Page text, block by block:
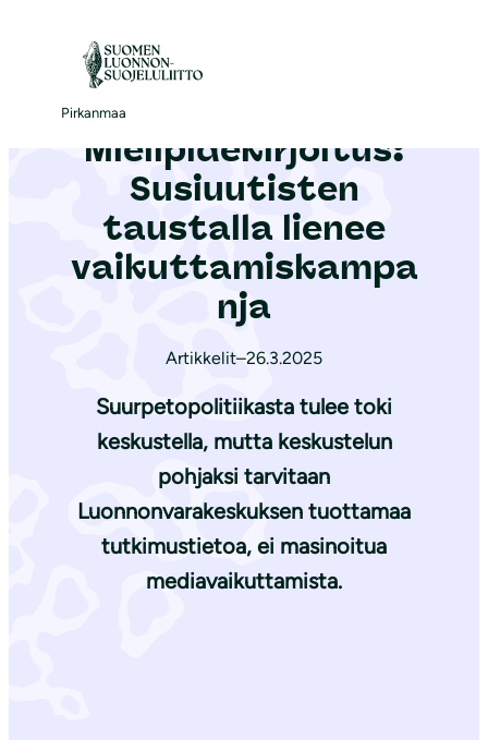
Pirkanmaa
Etusivu|Ajankohtaista
Mielipidekirjoitus:
Susiuutisten
taustalla lienee
vaikuttamiskampa
nja
Artikkelit–26.3.2025
Suurpetopolitiikasta tulee toki
keskustella, mutta keskustelun
pohjaksi tarvitaan
Luonnonvarakeskuksen tuottamaa
tutkimustietoa, ei masinoitua
mediavaikuttamista.